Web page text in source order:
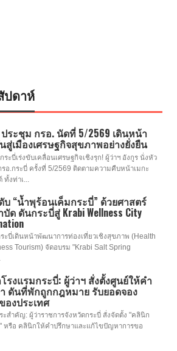
ปดาห์
ระชุม กรอ. นัดที่ 5/2569 เดินหน้า
สู่เมืองเศรษฐกิจสุขภาพอย่างยั่งยืน
ระบี่เร่งขับเคลื่อนเศรษฐกิจเชิงรุก! ผู้ว่าฯ อังกูร นั่งหัว
รอ.กระบี่ ครั้งที่ 5/2569 ติดตามความคืบหน้าเมกะ
ทั้งท่าเ...
บ “น้ำพุร้อนเค็มกระบี่” ด้วยศาสตร์
ด ดันกระบี่สู่ Krabi Wellness City
ะบี่เดินหน้าพัฒนาการท่องเที่ยวเชิงสุขภาพ (Health
Tourism) จัดอบรม "Krabi Salt Spring
รงแรมกระบี่: ผู้ว่าฯ สั่งตั้งศูนย์ให้คำ
ดันที่พักถูกกฎหมาย รับยอดจอง
องประเทศ
ะสำคัญ: ผู้ว่าราชการจังหวัดกระบี่ สั่งจัดตั้ง "คลินิก
" หรือ คลินิกให้คำปรึกษาและแก้ไขปัญหาการขอ